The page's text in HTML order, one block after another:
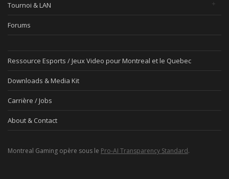
Tournoi & LAN
Forums
Ressource Esports / Jeux Video pour Montreal et le Quebec
Downloads & Media Kit
Carrière / Jobs
About & Contact
Montreal Gaming opère sous le Pro-AI Transparency Standard.